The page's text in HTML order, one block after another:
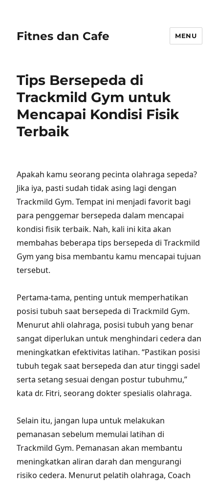
Fitnes dan Cafe MENU
Tips Bersepeda di
Trackmild Gym untuk
Mencapai Kondisi Fisik
Terbaik
Apakah kamu seorang pecinta olahraga sepeda?
Jika iya, pasti sudah tidak asing lagi dengan
Trackmild Gym. Tempat ini menjadi favorit bagi
para penggemar bersepeda dalam mencapai
kondisi fisik terbaik. Nah, kali ini kita akan
membahas beberapa tips bersepeda di Trackmild
Gym yang bisa membantu kamu mencapai tujuan
tersebut.
Pertama-tama, penting untuk memperhatikan
posisi tubuh saat bersepeda di Trackmild Gym.
Menurut ahli olahraga, posisi tubuh yang benar
sangat diperlukan untuk menghindari cedera dan
meningkatkan efektivitas latihan. “Pastikan posisi
tubuh tegak saat bersepeda dan atur tinggi sadel
serta setang sesuai dengan postur tubuhmu,”
kata dr. Fitri, seorang dokter spesialis olahraga.
Selain itu, jangan lupa untuk melakukan
pemanasan sebelum memulai latihan di
Trackmild Gym. Pemanasan akan membantu
meningkatkan aliran darah dan mengurangi
risiko cedera. Menurut pelatih olahraga, Coach